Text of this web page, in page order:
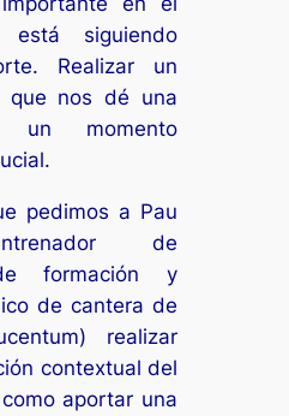
siguiendo
Realizar un
que nos dé una
un momento
pedimos a Pau
de
formación y
de cantera de
realizar
contextual del
aportar una